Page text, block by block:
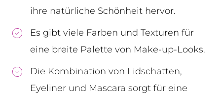
ihre natürliche Schönheit hervor.
Es gibt viele Farben und Texturen für
eine breite Palette von Make-up-Looks.
Die Kombination von Lidschatten,
Eyeliner und Mascara sorgt für eine